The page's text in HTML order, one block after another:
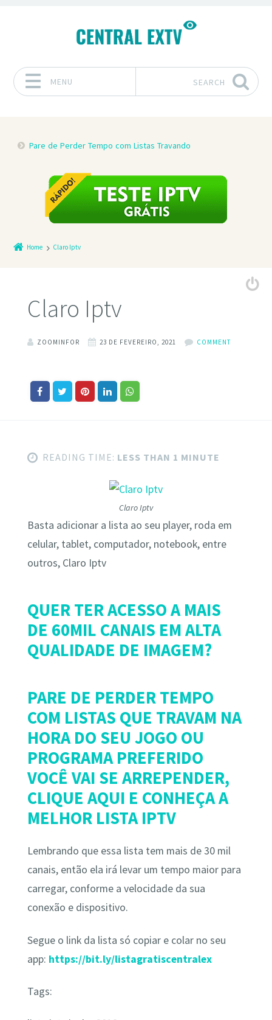
MENU SEARCH
Pare de Perder Tempo com Listas Travando
Home Claro Iptv
Claro Iptv
ZOOMINFOR 23 DE FEVEREIRO, 2021 COMMENT
READING TIME: LESS THAN 1 MINUTE
Claro Iptv
Basta adicionar a lista ao seu player, roda em
celular, tablet, computador, notebook, entre
outros, Claro Iptv
QUER TER ACESSO A MAIS
DE 60MIL CANAIS EM ALTA
QUALIDADE DE IMAGEM?
PARE DE PERDER TEMPO
COM LISTAS QUE TRAVAM NA
HORA DO SEU JOGO OU
PROGRAMA PREFERIDO
VOCÊ VAI SE ARREPENDER,
CLIQUE AQUI E CONHEÇA A
MELHOR LISTA IPTV
Lembrando que essa lista tem mais de 30 mil
canais, então ela irá levar um tempo maior para
carregar, conforme a velocidade da sua
conexão e dispositivo.
Segue o link da lista só copiar e colar no seu
app: https://bit.ly/listagratiscentralex
Tags: